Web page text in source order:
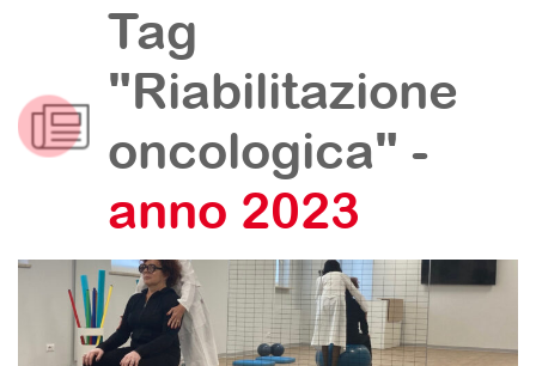
Tag
"Riabilitazione
oncologica" -
anno 2023